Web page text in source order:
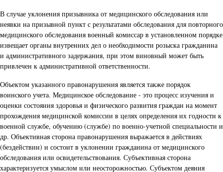
В случае уклонения призывника от медицинского обследования или
неявки на призывной пункт с результатами обследования для повторного
медицинского обследования военный комиссар в установленном порядке
извещает органы внутренних дел о необходимости розыска гражданина
и административного задержания, при этом виновный может быть
привлечен к административной ответственности.
Объектом указанного правонарушения является также порядок
воинского учета. Медицинское обследование - это процесс изучения и
оценки состояния здоровья и физического развития граждан на момент
прохождения медицинской комиссии в целях определения их годности к
военной службе, обучению (службе) по военно-учетной специальности и
др. Объективная сторона правонарушения выражается в действиях
(бездействии) и состоит в уклонении гражданина от медицинского
обследования или освидетельствования. Субъективная сторона
характеризуется умыслом или неосторожностью. Субъектом деяния